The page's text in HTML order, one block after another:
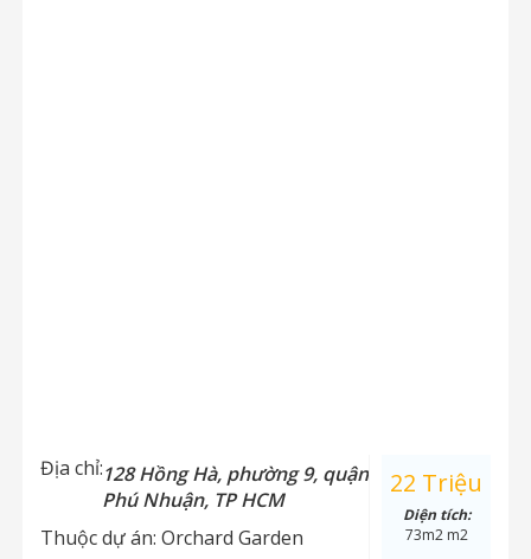
Địa chỉ:128 Hồng Hà, phường 9, quận
Phú Nhuận, TP HCM
Thuộc dự án: Orchard Garden
22 Triệu
Diện tích:
73m2 m2